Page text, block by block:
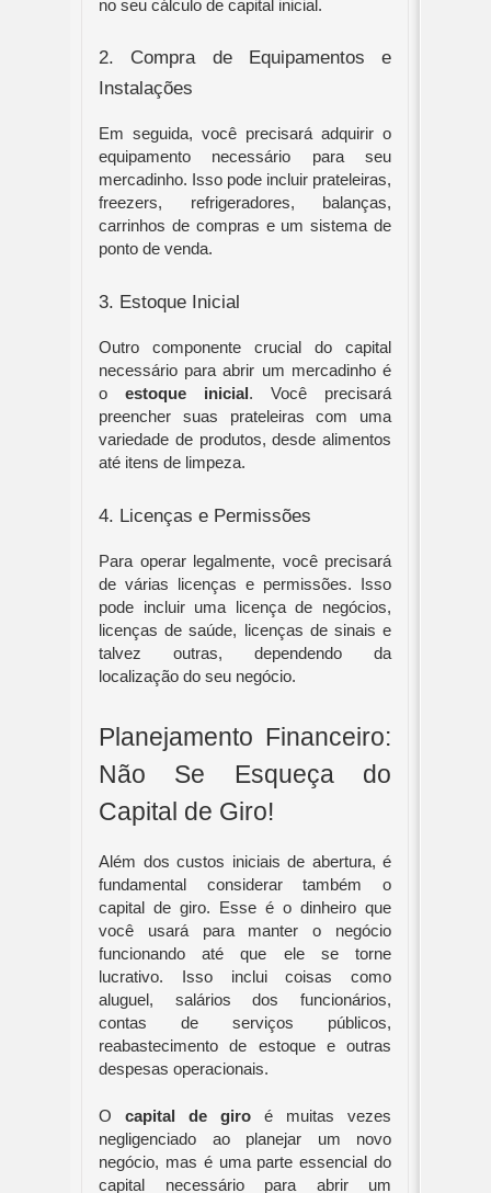
no seu cálculo de capital inicial.
2. Compra de Equipamentos e
Instalações
Em seguida, você precisará adquirir o
equipamento necessário para seu
mercadinho. Isso pode incluir prateleiras,
freezers, refrigeradores, balanças,
carrinhos de compras e um sistema de
ponto de venda.
3. Estoque Inicial
Outro componente crucial do capital
necessário para abrir um mercadinho é
o estoque inicial . Você precisará
preencher suas prateleiras com uma
variedade de produtos, desde alimentos
até itens de limpeza.
4. Licenças e Permissões
Para operar legalmente, você precisará
de várias licenças e permissões. Isso
pode incluir uma licença de negócios,
licenças de saúde, licenças de sinais e
talvez outras, dependendo da
localização do seu negócio.
Planejamento Financeiro:
Não Se Esqueça do
Capital de Giro!
Além dos custos iniciais de abertura, é
fundamental considerar também o
capital de giro. Esse é o dinheiro que
você usará para manter o negócio
funcionando até que ele se torne
lucrativo. Isso inclui coisas como
aluguel, salários dos funcionários,
contas de serviços públicos,
reabastecimento de estoque e outras
despesas operacionais.
O capital de giro é muitas vezes
negligenciado ao planejar um novo
negócio, mas é uma parte essencial do
capital necessário para abrir um